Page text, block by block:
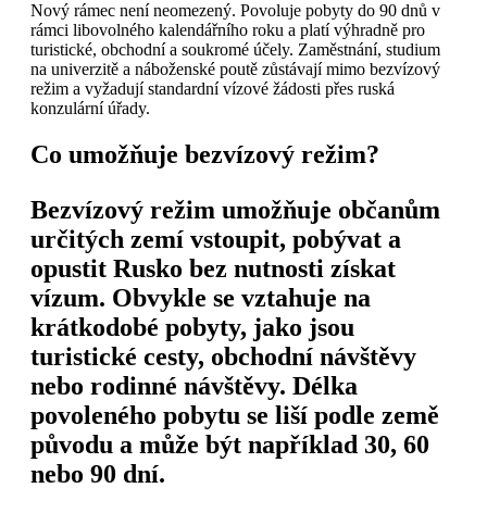
Nový rámec není neomezený. Povoluje pobyty do 90 dnů v
rámci libovolného kalendářního roku a platí výhradně pro
turistické, obchodní a soukromé účely. Zaměstnání, studium
na univerzitě a náboženské poutě zůstávají mimo bezvízový
režim a vyžadují standardní vízové žádosti přes ruská
konzulární úřady.
Co umožňuje bezvízový režim?
Bezvízový režim umožňuje občanům
určitých zemí vstoupit, pobývat a
opustit Rusko bez nutnosti získat
vízum. Obvykle se vztahuje na
krátkodobé pobyty, jako jsou
turistické cesty, obchodní návštěvy
nebo rodinné návštěvy. Délka
povoleného pobytu se liší podle země
původu a může být například 30, 60
nebo 90 dní.